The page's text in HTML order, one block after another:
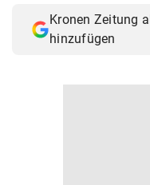
Kronen Zeitung
hinzufügen